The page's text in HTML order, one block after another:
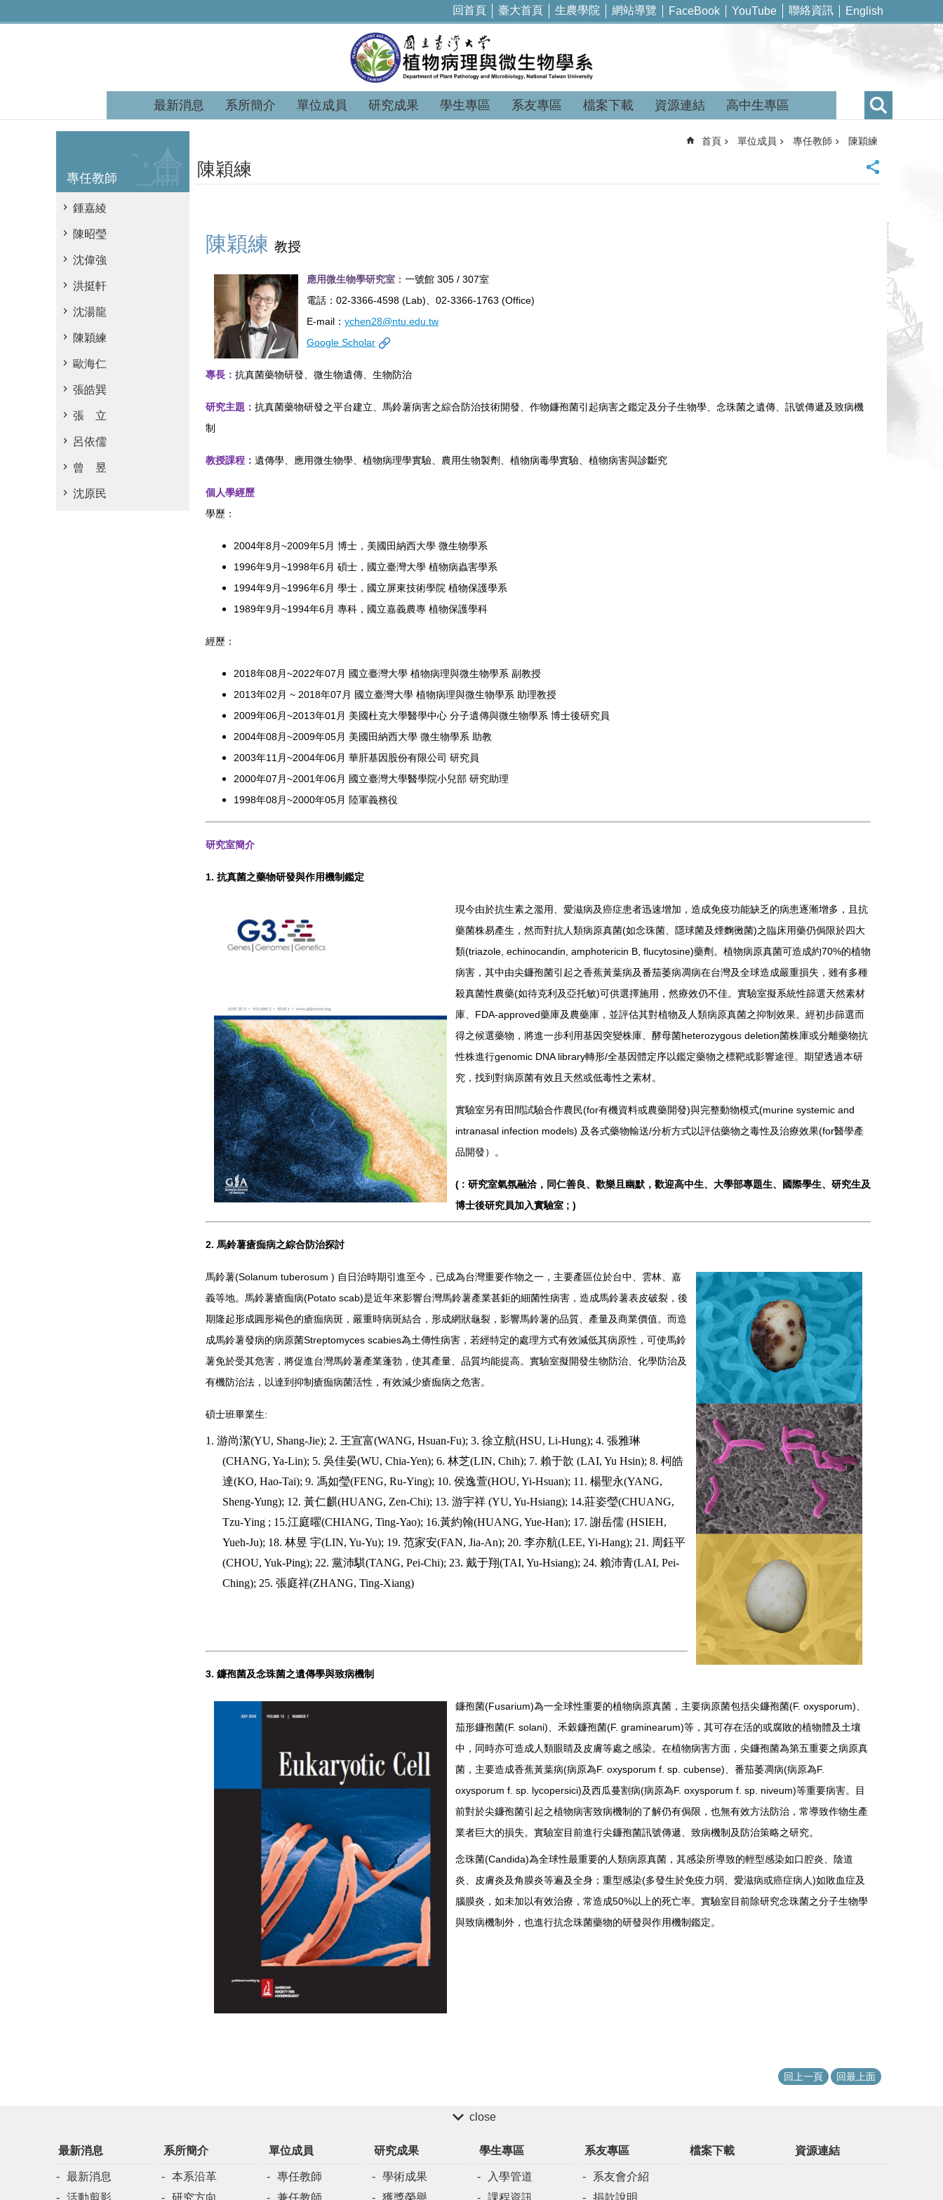
回首頁 臺大首頁 生農學院 網站導覽 FaceBook YouTube 聯絡資訊 English
最新消息 系所簡介 單位成員 研究成果 學生專區 系友專區 檔案下載 資源連結 高中生專區
專任教師
鍾嘉綾
陳昭瑩
沈偉強
洪挺軒
沈湯龍
陳穎練
歐海仁
張皓巽
張 立
呂依儒
曾 昱
沈原民
首頁 單位成員 專任教師 陳穎練
陳穎練
陳穎練 教授
應用微生物學研究室 ：一號館 305 / 307室
電話： 02-3366-4598 (Lab)
02-3366-1763 (Office)
E-mail ： ychen28@ntu.edu.tw
Google Scholar
專長： 抗真菌藥物研發、微生物遺傳、生物防治
研究主題： 抗真菌藥物研發之平台建立、 馬鈴薯病害之綜合防治技術開發、 作物鐮孢菌引起病害之鑑定及分子生物學、 念珠菌之遺傳、訊號傳遞及致病機
制
教授課程： 遺傳學、應用微生物學、植物病理學實驗、農用生物製劑、植物病毒學實驗、植物病害與診斷究
個人學經歷
學歷：
2004年8月~2009年5月 博士，美國田納西大學 微生物學系
1996年9月~1998年6月 碩士，國立臺灣大學 植物病蟲害學系
1994年9月~1996年6月 學士，國立屏東技術學院 植物保護學系
1989年9月~1994年6月 專科，國立嘉義農專 植物保護學科
經歷：
2018年08月~2022年07 月 國立臺灣大學 植物病理與微生物學系 副教授
2013年02 月 ~ 2018年07 月 國立臺灣大學 植物病理與微生物學系 助理教授
2009年06月~2013年01 月 美國杜克大學醫學中心 分子遺傳與微生物學系 博士後研究員
2004年08月~2009年05月 美國田納西大學 微生物學系 助教
2003年11 月~2004年06月 華肝基因股份有限公司 研究員
2000年07 月~2001年06月 國立臺灣大學醫學院小兒部 研究助理
1998年08月~2000年05月 陸軍義務役
研究室簡介
1. 抗真菌之藥物研發與作用機制鑑定
現今由於抗生素之濫用、愛滋病及癌症患者迅速增加，造成免疫功能缺乏的病患逐漸增多，且抗
藥菌株易產生，然而對抗人類病原真菌(如念珠菌、隱球菌及煙麴黴菌)之臨床用藥仍侷限於四大
類(triazole, echinocandin, amphotericin B, flucytosine)藥劑。植物病原真菌可造成約70%的植物
病害，其中由尖鐮孢菌引起之香蕉黃葉病及番茄萎病凋病在台灣及全球造成嚴重損失，雖有多種
殺真菌性農藥(如待克利及亞托敏)可供選擇施用，然療效仍不佳。實驗室擬系統性篩選天然素材
庫、 FDA-approved藥庫及農藥庫，並評估其對植物及人類病原真菌之抑制效果。經初步篩選而
得之候選藥物，將進一步利用基因突變株庫、酵母菌heterozygous deletion菌株庫或分離藥物抗
性株進行genomic DNA library轉形/全基因體定序以鑑定藥物之標靶或影響途徑。期望透過本研
究，找到對病原菌有效且天然或低毒性之素材。
實驗室另有田間試驗合作農民(for有機資料或農藥開發)與完整動物模式(murine systemic and
intranasal infection models) 及各式藥物輸送/分析方式以評估藥物之毒性及治療效果(for醫學產
品開發）。
( : 研究室氣氛融洽，同仁善良、歡樂且幽默，歡迎高中生、大學部專題生、國際學生、研究生及
博士後研究員加入實驗室 ; )
2. 馬鈴薯瘡痂病之綜合防治探討
馬鈴薯(Solanum tuberosum ) 自日治時期引進至今，已成為台灣重要作物之一，主要產區位於台中、雲林、嘉
義等地。馬鈴薯瘡痂病(Potato scab)是近年來影響台灣馬鈴薯產業甚鉅的細菌性病害，造成馬鈴薯表皮破裂，後
期隆起形成圓形褐色的瘡痂病斑，嚴重時病斑結合，形成網狀龜裂，影響馬鈴薯的品質、產量及商業價值。而造
成馬鈴薯發病的病原菌Streptomyces scabies為土傳性病害，若經特定的處理方式有效減低其病原性，可使馬鈴
薯免於受其危害，將促進台灣馬鈴薯產業蓬勃，使其產量、品質均能提高。實驗室擬開發生物防治、化學防治及
有機防治法，以達到抑制瘡痂病菌活性，有效減少瘡痂病之危害。
碩士班畢業生:
1. 游尚潔(YU, Shang-Jie); 2. 王宣富(WANG, Hsuan-Fu); 3. 徐立航(HSU, Li-Hung); 4. 張雅琳
(CHANG, Ya-Lin); 5. 吳佳晏(WU, Chia-Yen); 6. 林芝(LIN, Chih); 7. 賴于歆 (LAI, Yu Hsin); 8. 柯皓
達(KO, Hao-Tai); 9. 馮如瑩(FENG, Ru-Ying); 10. 侯逸萱(HOU, Yi-Hsuan); 11. 楊聖永(YANG,
Sheng-Yung); 12. 黃仁麒(HUANG, Zen-Chi); 13. 游宇祥 (YU, Yu-Hsiang); 14.莊姿瑩(CHUANG,
Tzu-Ying ; 15.江庭曜(CHIANG, Ting-Yao); 16.黃約翰(HUANG, Yue-Han); 17. 謝岳儒 (HSIEH,
Yueh-Ju); 18. 林昱 宇(LIN, Yu-Yu); 19. 范家安(FAN, Jia-An); 20. 李亦航(LEE, Yi-Hang); 21. 周鈺平
(CHOU, Yuk-Ping); 22. 黨沛騏(TANG, Pei-Chi); 23. 戴于翔(TAI, Yu-Hsiang); 24. 賴沛青(LAI, Pei-
Ching); 25. 張庭祥(ZHANG, Ting-Xiang)
3. 鐮孢菌及念珠菌之遺傳學與致病機制
鐮孢菌(Fusarium)為一全球性重要的植物病原真菌，主要病原菌包括尖鐮孢菌(F. oxysporum)
茄形鐮孢菌(F. solani) 、禾穀鐮孢菌(F. graminearum)等，其可存在活的或腐敗的植物體及土壤
中，同時亦可造成人類眼睛及皮膚等處之感染。在植物病害方面，尖鐮孢菌為第五重要之病原真
菌，主要造成香蕉黃葉病(病原為F. oxysporum f. sp. cubense) 、番茄萎凋病(病原為F.
oxysporum f. sp. lycopersici)及西瓜蔓割病(病原為F. oxysporum f. sp. niveum)等重要病害。目
前對於尖鐮孢菌引起之植物病害致病機制的了解仍有侷限，也無有效方法防治，常導致作物生產
業者巨大的損失。實驗室目前進行尖鐮孢菌訊號傳遞、致病機制及防治策略之研究。
念珠菌(Candida)為全球性最重要的人類病原真菌，其感染所導致的輕型感染如口腔炎、陰道
炎、皮膚炎及角膜炎等遍及全身；重型感染(多發生於免疫力弱、愛滋病或癌症病人)如敗血症及
腦膜炎，如未加以有效治療，常造成50%以上的死亡率。實驗室目前除研究念珠菌之分子生物學
與致病機制外，也進行抗念珠菌藥物的研發與作用機制鑑定。
回上一頁 回最上面
close
最新消息
最新消息
系所簡介
本系沿革
單位成員
專任教師
研究成果
學術成果
學生專區
入學管道
系友專區
系友會介紹
檔案下載 資源連結